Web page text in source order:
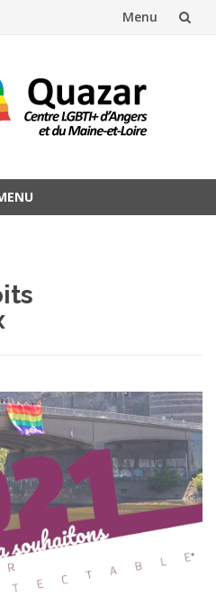
Menu